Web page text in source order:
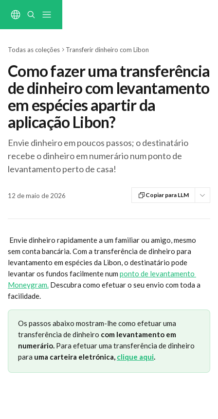
Todas as coleções Transferir dinheiro com Libon
Como fazer uma transferência
de dinheiro com levantamento
em espécies apartir da
aplicação Libon?
Envie dinheiro em poucos passos; o destinatário
recebe o dinheiro em numerário num ponto de
levantamento perto de casa!
12 de maio de 2026 Copiar para LLM
sem conta bancária. Com a transferência de dinheiro para
levantamento em espécies da Libon, o destinatário pode
levantar os fundos facilmente num ponto de levantamento
Moneygram. Descubra como efetuar o seu envio com toda a
facilidade.
Os passos abaixo mostram-lhe como efetuar uma
transferência de dinheiro com levantamento em
numerário. Para efetuar uma transferência de dinheiro
para uma carteira eletrónica, clique aqui.